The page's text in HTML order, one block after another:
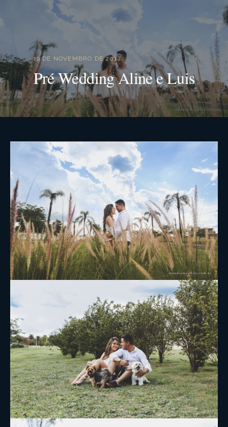
19 DE NOVEMBRO DE 2017
Pré Wedding Aline e Luis